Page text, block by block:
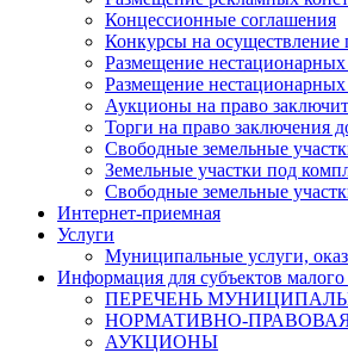
Концессионные соглашения
Конкурсы на
Размещение
Размещение
Аукционы на право
Торги на право заключения
Свободные земельные
Земельные участки под
Свободные земельные
Интернет-приемная
Услуги
Муниципальные услуги,
Информация для субъектов
ПЕРЕЧЕНЬ
НОРМАТИВНО-
АУКЦИОНЫ